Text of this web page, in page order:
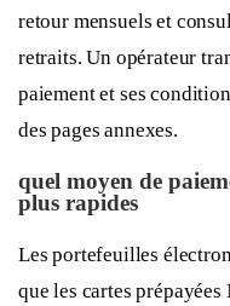
retour mensuels et
retraits. Un opérateur
paiement et ses
des pages annexes.
quel moyen de
plus rapides
Les portefeuilles
que les cartes